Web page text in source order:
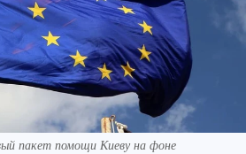
пакет помощи Киеву на фоне